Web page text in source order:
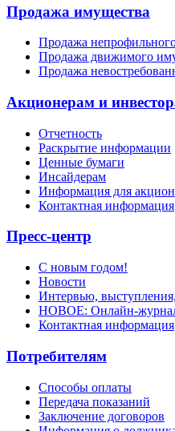
Продажа имущества
Продажа
Продажа движимого
Продажа
Акционерам и
Отчетность
Раскрытие информации
Ценные бумаги
Инсайдерам
Информация для
Контактная информация
Пресс-центр
С новым годом!
Новости
Интервью,
НОВОЕ: Онлайн-
Контактная информация
Потребителям
Способы оплаты
Передача показаний
Заключение договоров